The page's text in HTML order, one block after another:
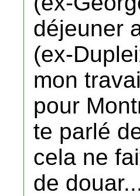
déjeuner
(ex-
mon
pour
te parlé
cela ne
de